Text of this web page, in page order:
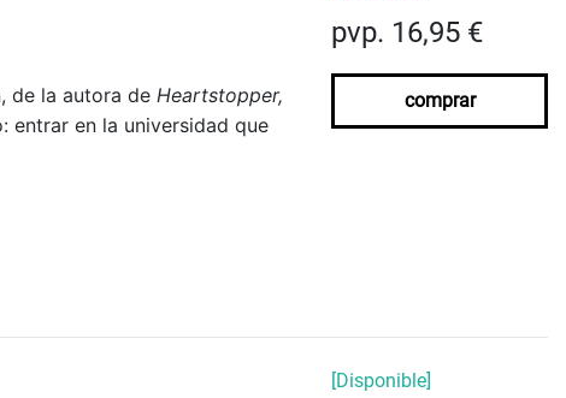
de la autora de Heartstopper,
entrar en la universidad que
pvp. 16,95 €
comprar
[Disponible]